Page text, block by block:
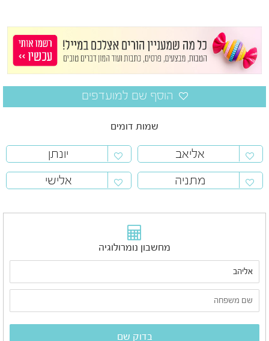
שמות דומים
אליאב
יונתן
מתניה
אלישי
מחשבון נומרולוגיה